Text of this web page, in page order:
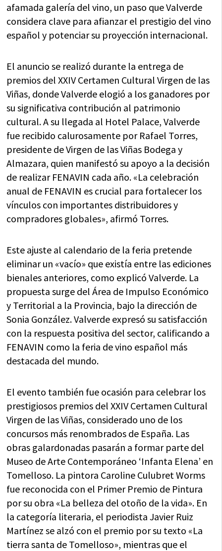
afamada galería del vino, un paso que Valverde
considera clave para afianzar el prestigio del vino
español y potenciar su proyección internacional.
El anuncio se realizó durante la entrega de
premios del XXIV Certamen Cultural Virgen de las
Viñas, donde Valverde elogió a los ganadores por
su significativa contribución al patrimonio
cultural. A su llegada al Hotel Palace, Valverde
fue recibido calurosamente por Rafael Torres,
presidente de Virgen de las Viñas Bodega y
Almazara, quien manifestó su apoyo a la decisión
de realizar FENAVIN cada año. «La celebración
anual de FENAVIN es crucial para fortalecer los
vínculos con importantes distribuidores y
compradores globales», afirmó Torres.
Este ajuste al calendario de la feria pretende
eliminar un «vacío» que existía entre las ediciones
bienales anteriores, como explicó Valverde. La
propuesta surge del Área de Impulso Económico
y Territorial a la Provincia, bajo la dirección de
Sonia González. Valverde expresó su satisfacción
con la respuesta positiva del sector, calificando a
FENAVIN como la feria de vino español más
destacada del mundo.
El evento también fue ocasión para celebrar los
prestigiosos premios del XXIV Certamen Cultural
Virgen de las Viñas, considerado uno de los
concursos más renombrados de España. Las
obras galardonadas pasarán a formar parte del
Museo de Arte Contemporáneo ‘Infanta Elena’ en
Tomelloso. La pintora Caroline Culubret Worms
fue reconocida con el Primer Premio de Pintura
por su obra «La belleza del otoño de la vida». En
la categoría literaria, el periodista Javier Ruiz
Martínez se alzó con el premio por su texto «La
tierra santa de Tomelloso», mientras que el